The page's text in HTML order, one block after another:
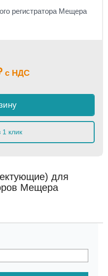
регистратора Мещера
с НДС
1 клик
для
Мещера